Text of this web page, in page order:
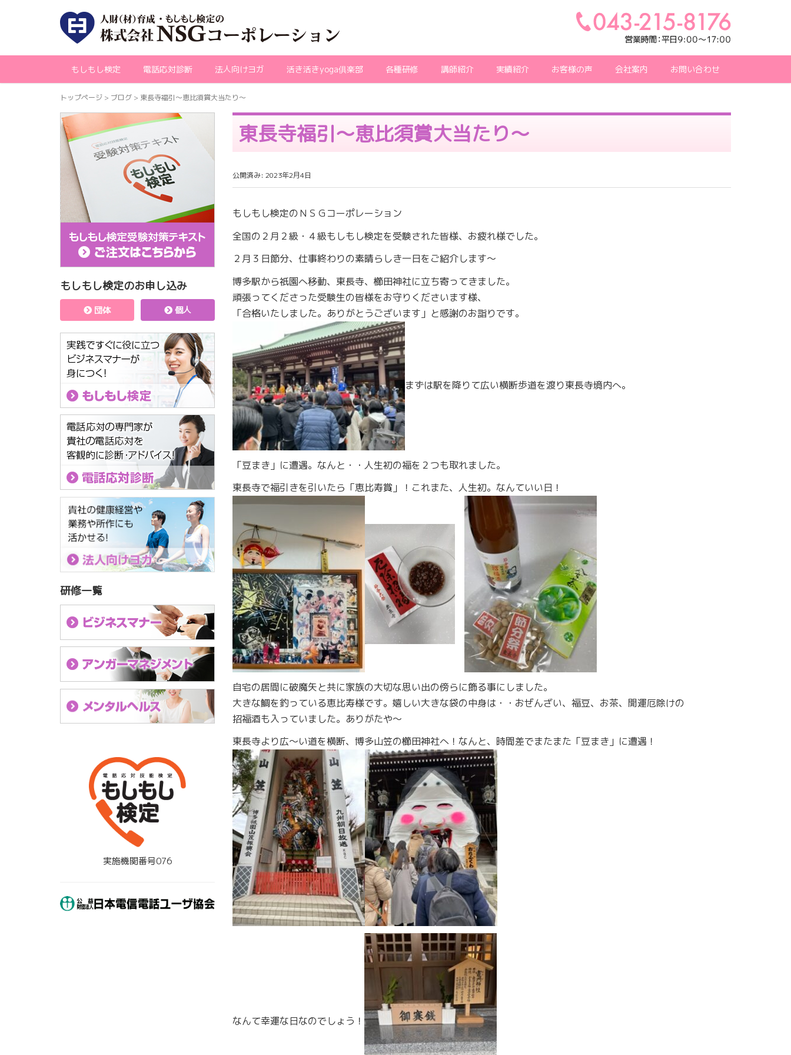
もしもし検定 電話応対診断 法人向けヨガ 活き活きyoga俱楽部 各種研修 講師紹介 実績紹介 お客様の声 会社案内 お問い合わせ
トップページ > ブログ > 東長寺福引～恵比須賞大当たり～
東長寺福引～恵比須賞大当たり～
公開済み: 2023年2月4日
もしもし検定のＮＳＧコーポレーション
全国の２月２級・４級もしもし検定を受験された皆様、お疲れ様でした。
２月３日節分、仕事終わりの素晴らしき一日をご紹介します～
博多駅から祇園へ移動、東長寺、櫛田神社に立ち寄ってきました。
頑張ってくださった受験生の皆様をお守りくださいます様、
「合格いたしました。ありがとうございます」と感謝のお詣りです。
まずは駅を降りて広い横断歩道を渡り東長寺境内へ。
「豆まき」に遭遇。なんと・・人生初の福を２つも取れました。
東長寺で福引きを引いたら「恵比寿賞」！これまた、人生初。なんていい日！
自宅の居間に破魔矢と共に家族の大切な思い出の傍らに飾る事にしました。
大きな鯛を釣っている恵比寿様です。嬉しい大きな袋の中身は・・おぜんざい、福豆、お茶、開運厄除けの
招福酒も入っていました。ありがたや～
東長寺より広～い道を横断、博多山笠の櫛田神社へ！なんと、時間差でまたまた「豆まき」に遭遇！
なんて幸運な日なのでしょう！
もしもし検定のお申し込み
団体 個人
研修一覧
実施機関番号076